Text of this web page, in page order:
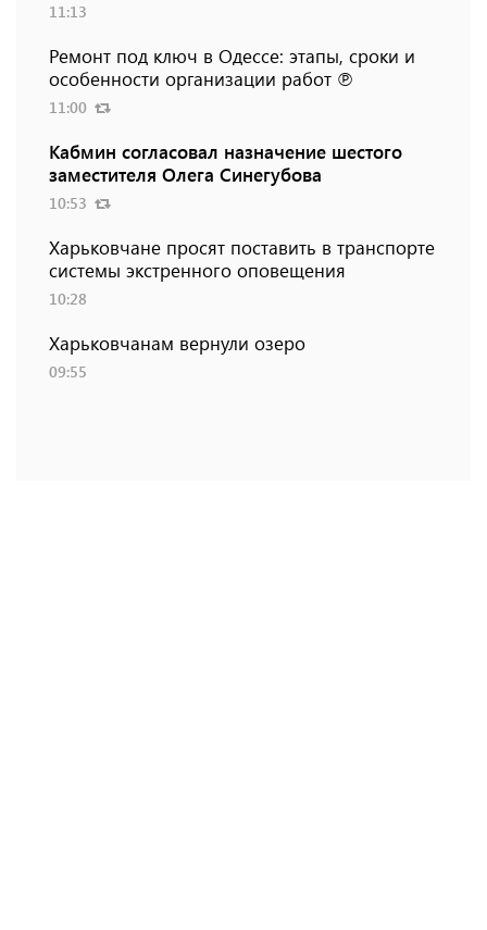
11:13
Ремонт под ключ в Одессе: этапы, сроки и
особенности организации работ ℗
11:00
Кабмин согласовал назначение шестого
заместителя Олега Синегубова
10:53
Харьковчане просят поставить в транспорте
системы экстренного оповещения
10:28
Харьковчанам вернули озеро
09:55